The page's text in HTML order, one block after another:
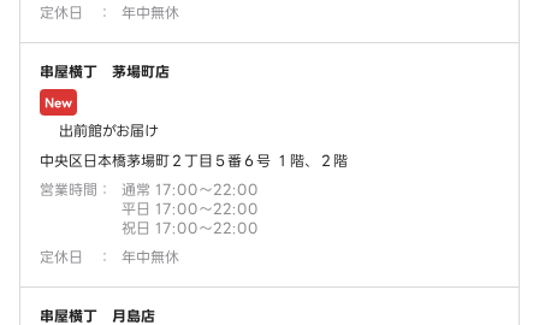
定休日
： 年中無休
串屋横丁 茅場町店
New
出前館がお届け
中央区日本橋茅場町２丁目５番６号 １階、２階
営業時間 ：
通常 17:00～22:00
平日 17:00～22:00
祝日 17:00～22:00
定休日
： 年中無休
串屋横丁 月島店